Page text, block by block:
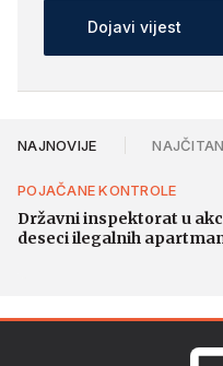
Dojavi vijest
NAJNOVIJE
POJAČANE KONTROLE
Državni inspektorat u
deseci ilegalnih